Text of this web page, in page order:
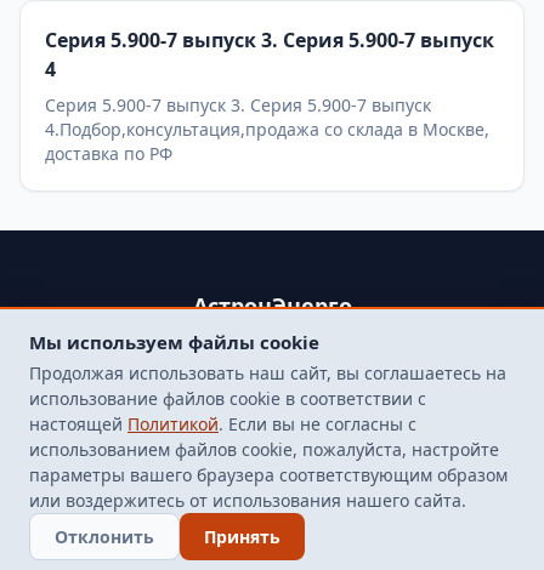
Серия 5.900-7 выпуск 3. Серия 5.900-7 выпуск
4
Серия 5.900-7 выпуск 3. Серия 5.900-7 выпуск
4.Подбор,консультация,продажа со склада в Москве,
доставка по РФ
АстронЭнерго
+79250499357 , +74998417015
107564, г. Москва, пр-д Погонный, д. 1 к. 9, помещение 10Н.
Бесплатная доставка до терминала транспортной
компанией в Москве
finarm98@mail.ru
© 2026 Все права защищены
Мы используем файлы cookie
Продолжая использовать наш сайт, вы соглашаетесь на
использование файлов cookie в соответствии с
настоящей Политикой. Если вы не согласны с
использованием файлов cookie, пожалуйста, настройте
параметры вашего браузера соответствующим образом
или воздержитесь от использования нашего сайта.
Отклонить
Принять